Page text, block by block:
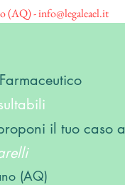
(AQ) -info@legaleael.it
il tuo caso a
(AQ)